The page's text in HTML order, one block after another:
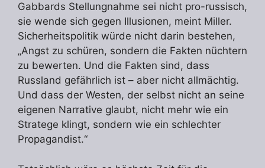
Gabbards Stellungnahme sei nicht pro-russisch,
sie wende sich gegen Illusionen, meint Miller.
Sicherheitspolitik würde nicht darin bestehen,
„Angst zu schüren, sondern die Fakten nüchtern
zu bewerten. Und die Fakten sind, dass
Russland gefährlich ist – aber nicht allmächtig.
Und dass der Westen, der selbst nicht an seine
eigenen Narrative glaubt, nicht mehr wie ein
Stratege klingt, sondern wie ein schlechter
Propagandist.“